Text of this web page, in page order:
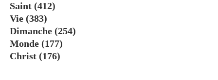
Saint (412)
Vie (383)
Dimanche (254)
Monde (177)
Christ (176)